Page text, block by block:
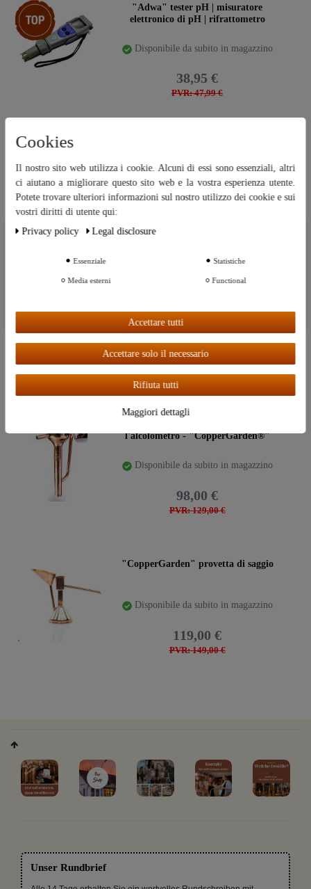
Ceres::Template.storeSpecialTop"Adwa" tester pH | misuratore
elettronico di pH | rifrattometro
Disponibile da subito in magazzino
PVR: 47,99 €
38,95 €
Ceres::Template.storeSpecialTop
Disponibile da subito in magazzino
14 | Rotolo da 5 metri
Disponibile da subito in magazzino
PVR: 7,98 €
da 3,99 €
l'alcolometro - "CopperGarden®"
Disponibile da subito in magazzino
PVR: 129,00 €
98,00 €
"CopperGarden" provetta di saggio
Disponibile da subito in magazzino
PVR: 149,00 €
119,00 €
Unser Rundbrief
Ceres::Template.cookieBarHintText
Ceres::Template.cookieBarMoreSettings
Ceres::Template.cookieBarAcceptAll
Cookies
Il nostro sito web utilizza i cookie. Alcuni di essi sono essenziali, altri
ci aiutano a migliorare questo sito web e la vostra esperienza utente.
Potete trovare ulteriori informazioni sul nostro utilizzo dei cookie e sui
vostri diritti di utente qui:
Privacy policy
Legal disclosure
Essenziale Statistiche
Media esterni Functional
Accettare tutti
Accettare solo il necessario
Rifiuta tutti
Maggiori dettagli